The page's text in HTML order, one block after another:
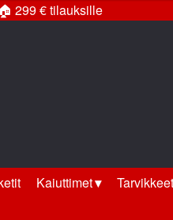
🏠 299 € tilauksille
Kaiuttimet
Tarvikkeet